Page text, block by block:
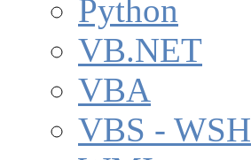
Python
VB.NET
VBA
VBS - WSH